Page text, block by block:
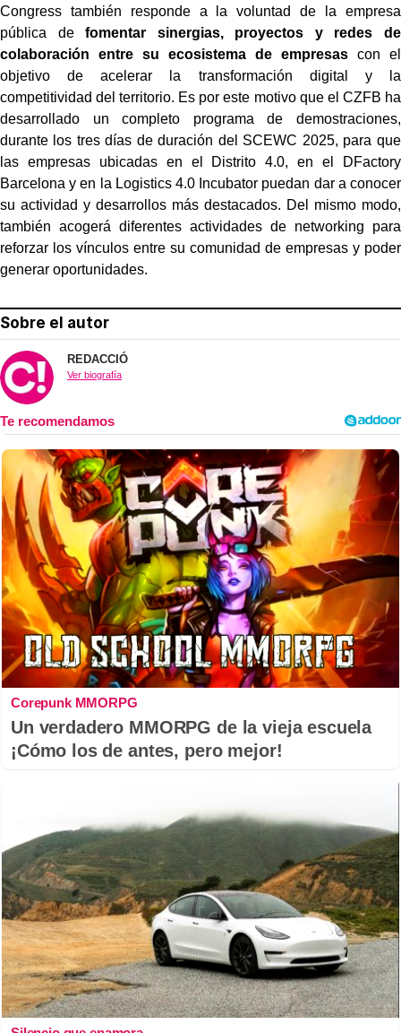
Congress también responde a la voluntad de la empresa
pública defomentar sinergias, proyectos y redes de
colaboración entre su ecosistema de empresascon el
objetivo de acelerar la transformación digital y la
competitividad del territorio. Es por este motivo que el CZFB ha
desarrollado un completo programa de demostraciones,
durante los tres días de duración del SCEWC 2025, para que
las empresas ubicadas en el Distrito 4.0, en el DFactory
Barcelona y en la Logistics 4.0 Incubator puedan dar a conocer
su actividad y desarrollos más destacados. Del mismo modo,
también acogerá diferentes actividades de networking para
reforzar los vínculos entre su comunidad de empresas y poder
generar oportunidades.
Sobre el autor
REDACCIÓ
Ver biografía
Corepunk MMORPG
Un verdadero MMORPG de la vieja escuela
¡Cómo los de antes, pero mejor!